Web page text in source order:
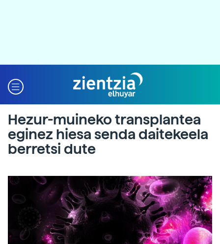
Hezur-muineko transplantea
eginez hiesa senda daitekeela
berretsi dute